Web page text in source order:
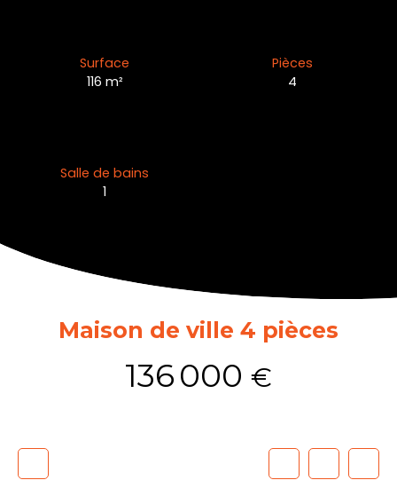
Surface
116 m²
Pièces
4
Salle de bains
1
Maison de ville 4 pièces
136 000 €